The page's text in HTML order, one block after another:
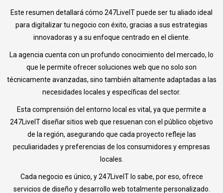
Este resumen detallará cómo 247LiveIT puede ser tu aliado ideal
para digitalizar tu negocio con éxito, gracias a sus estrategias
innovadoras y a su enfoque centrado en el cliente.
La agencia cuenta con un profundo conocimiento del mercado, lo
que le permite ofrecer soluciones web que no solo son
técnicamente avanzadas, sino también altamente adaptadas a las
necesidades locales y específicas del sector.
Esta comprensión del entorno local es vital, ya que permite a
247LiveIT diseñar sitios web que resuenan con el público objetivo
de la región, asegurando que cada proyecto refleje las
peculiaridades y preferencias de los consumidores y empresas
locales.
Cada negocio es único, y 247LiveIT lo sabe, por eso, ofrece
servicios de diseño y desarrollo web totalmente personalizado.